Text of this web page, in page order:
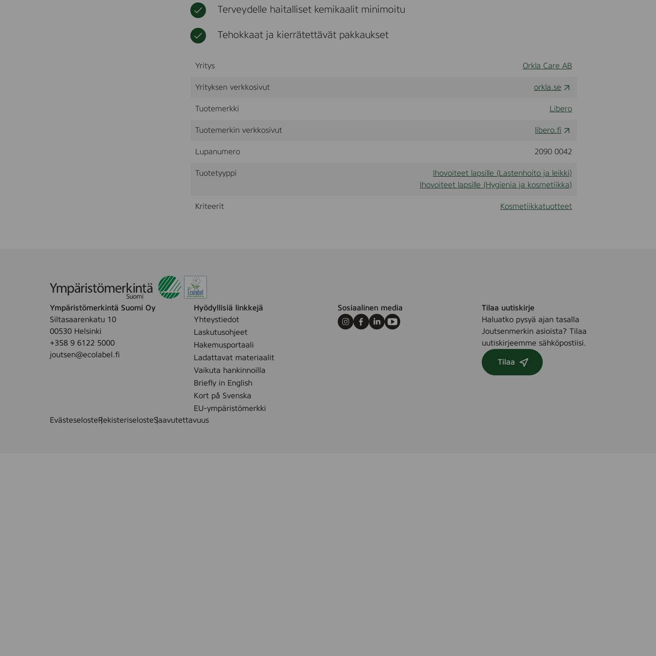
Terveydelle haitalliset kemikaalit minimoitu
Tehokkaat ja kierrätettävät pakkaukset
Yritys Orkla Care AB
Yrityksen verkkosivut orkla.se
Tuotemerkki Libero
Tuotemerkin verkkosivut libero.fi
Lupanumero 2090 0042
Tuotetyyppi
Ihovoiteet lapsille (Lastenhoito ja leikki)
Ihovoiteet lapsille (Hygienia ja kosmetiikka)
Kriteerit Kosmetiikkatuotteet
Ympäristömerkintä Suomi Oy
Siltasaarenkatu 10
00530 Helsinki
+358 9 6122 5000
joutsen@ecolabel.fi
Hyödyllisiä linkkejä
Yhteystiedot
Laskutusohjeet
Hakemusportaali
Ladattavat materiaalit
Vaikuta hankinnoilla
Briefly in English
Kort på Svenska
EU-ympäristömerkki
Sosiaalinen media
Instagram
Facebook
LinkedInYoutube
Tilaa uutiskirje
Haluatko pysyä ajan tasalla
Joutsenmerkin asioista? Tilaa
uutiskirjeemme sähköpostiisi.
Tilaa
EvästeselosteRekisteriselosteSaavutettavuus